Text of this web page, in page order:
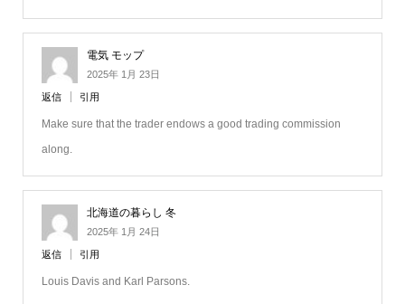
電気 モップ
2025年 1月 23日
返信 引用
Make sure that the trader endows a good trading commission
along.
北海道の暮らし 冬
2025年 1月 24日
返信 引用
Louis Davis and Karl Parsons.